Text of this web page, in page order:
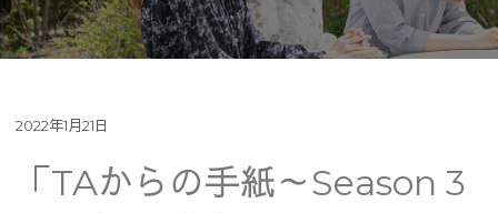
2022年1月21日
「TAからの手紙～Season 3